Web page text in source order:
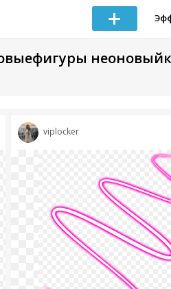
viplocker